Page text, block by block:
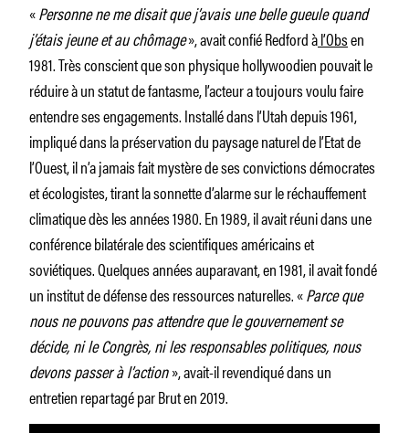
«Personne ne me disait que j’avais une belle gueule quand
j’étais jeune et au chômage», avait confié Redford àl’Obsen
1981. Très conscient que son physique hollywoodien pouvait le
réduire à un statut de fantasme, l’acteur a toujours voulu faire
entendre ses engagements. Installé dans l’Utah depuis 1961,
impliqué dans la préservation du paysage naturel de l’Etat de
l’Ouest, il n’a jamais fait mystère de ses convictions démocrates
et écologistes, tirant la sonnette d’alarme sur le réchauffement
climatique dès les années 1980. En 1989, il avait réuni dans une
conférence bilatérale des scientifiques américains et
soviétiques. Quelques années auparavant, en 1981, il avait fondé
un institut de défense des ressources naturelles. «Parce que
nous ne pouvons pas attendre que le gouvernement se
décide, ni le Congrès, ni les responsables politiques, nous
devons passer à l’action», avait-il revendiqué dans un
entretien repartagé par Brut en 2019.